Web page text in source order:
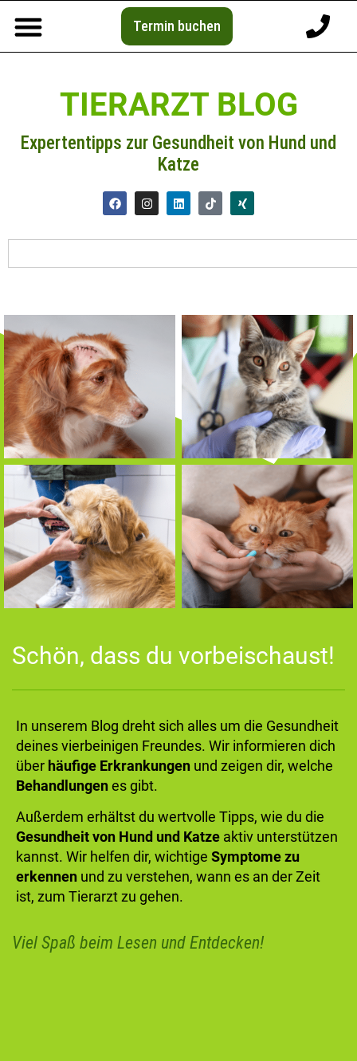
Termin buchen
TIERARZT BLOG
Expertentipps zur Gesundheit von Hund und
Katze
Schön, dass du vorbeischaust!
In unserem Blog dreht sich alles um die Gesundheit
deines vierbeinigen Freundes. Wir informieren dich
über häufige Erkrankungen und zeigen dir, welche
Behandlungenes gibt.
Außerdem erhältst du wertvolle Tipps, wie du die
Gesundheit von Hund und Katze aktiv unterstützen
kannst. Wir helfen dir, wichtige Symptome zu
erkennen und zu verstehen, wann es an der Zeit
ist, zum Tierarzt zu gehen.
Viel Spaß beim Lesen und Entdecken!